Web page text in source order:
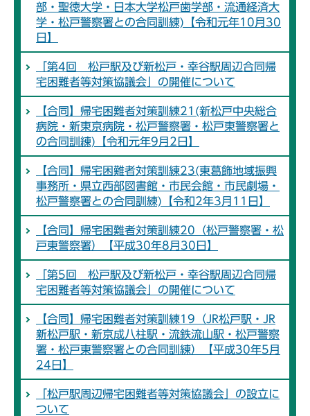
部・聖徳大学・日本大学松戸歯学部・流通経済大
学・松戸警察署との合同訓練)【令和元年10月30
日】
「第4回 松戸駅及び新松戸・幸谷駅周辺合同帰
宅困難者等対策協議会」の開催について
【合同】帰宅困難者対策訓練21(新松戸中央総合
病院・新東京病院・松戸警察署・松戸東警察署と
の合同訓練)【令和元年9月2日】
【合同】帰宅困難者対策訓練23(東葛飾地域振興
事務所・県立西部図書館・市民会館・市民劇場・
松戸警察署との合同訓練)【令和2年3月11日】
【合同】帰宅困難者対策訓練20（松戸警察署・松
戸東警察署）【平成30年8月30日】
「第5回 松戸駅及び新松戸・幸谷駅周辺合同帰
宅困難者等対策協議会」の開催について
【合同】帰宅困難者対策訓練19（JR松戸駅・JR
新松戸駅・新京成八柱駅・流鉄流山駅・松戸警察
署・松戸東警察署との合同訓練）【平成30年5月
24日】
「松戸駅周辺帰宅困難者等対策協議会」の設立に
ついて